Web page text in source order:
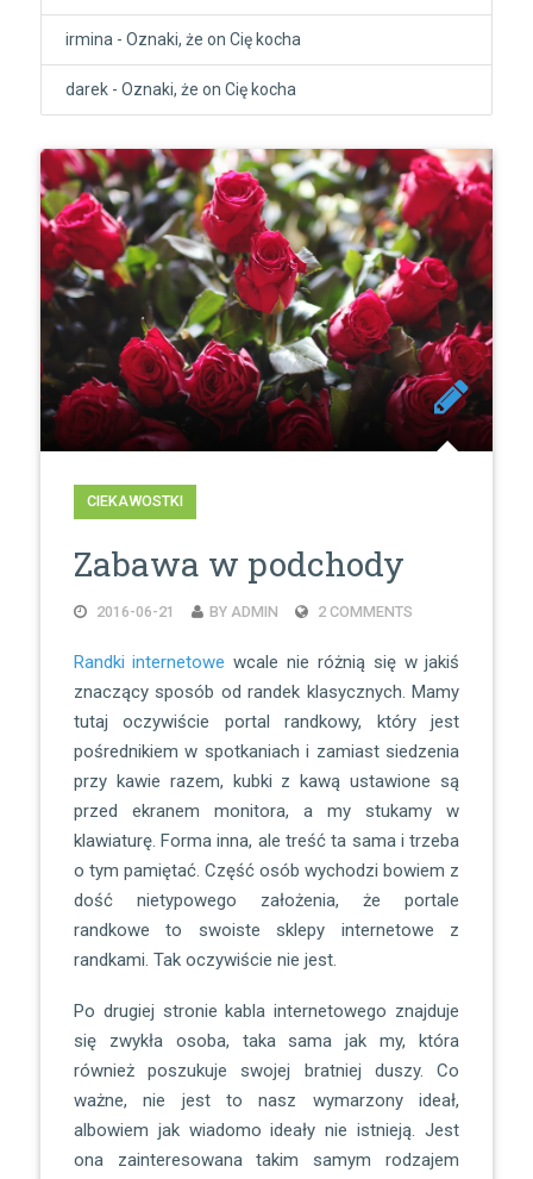
irmina - Oznaki, że on Cię kocha
darek- Oznaki, że on Cię kocha
CIEKAWOSTKI
Zabawa w podchody
2016-06-21 BY ADMIN 2 COMMENTS
Randki internetowe wcale nie różnią się w jakiś
znaczący sposób od randek klasycznych. Mamy
tutaj oczywiście portal randkowy, który jest
pośrednikiem w spotkaniach i zamiast siedzenia
przy kawie razem, kubki z kawą ustawione są
przed ekranem monitora, a my stukamy w
klawiaturę. Forma inna, ale treść ta sama i trzeba
o tym pamiętać. Część osób wychodzi bowiem z
dość nietypowego założenia, że portale
randkowe to swoiste sklepy internetowe z
randkami. Tak oczywiście nie jest.
Po drugiej stronie kabla internetowego znajduje
się zwykła osoba, taka sama jak my, która
również poszukuje swojej bratniej duszy. Co
ważne, nie jest to nasz wymarzony ideał,
albowiem jak wiadomo ideały nie istnieją. Jest
ona zainteresowana takim samym rodzajem